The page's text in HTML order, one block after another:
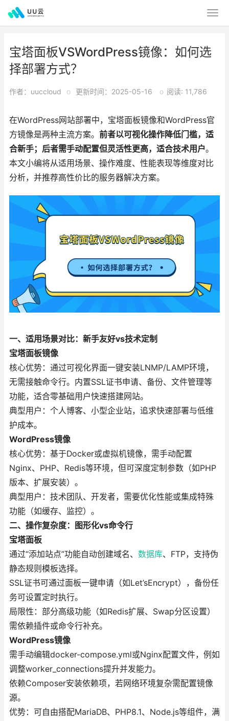
宝塔面板VSWordPress镜像：如何选
择部署方式？
作者：uuccloud o 更新时间：2025-05-16 o 阅读: 11,786
在WordPress网站部署中，宝塔面板镜像和WordPress官
方镜像是两种主流方案。 前者以可视化操作降低门槛，适
合新手；后者需手动配置但灵活性更高，适合技术用户。
本文小编将从适用场景、操作难度、性能表现等维度对比
分析，并推荐高性价比的服务器解决方案。
一、适用场景对比：新手友好vs技术定制
宝塔面板镜像
核心优势：通过可视化界面一键安装LNMP/LAMP环境，
无需接触命令行。内置SSL证书申请、备份、文件管理等
功能，适合零基础用户快速搭建网站。
典型用户：个人博客、小型企业站，追求快速部署与低维
护成本。
WordPress镜像
核心优势：基于Docker或虚拟机镜像，需手动配置
Nginx、PHP、Redis等环境，但可深度定制参数（如PHP
版本、扩展安装）。
典型用户：技术团队、开发者，需要优化性能或集成特殊
功能（如缓存、监控）。
二、操作复杂度：图形化vs命令行
宝塔面板
通过“添加站点”功能自动创建域名、 数据库、FTP，支持伪
静态规则模板选择。
SSL证书可通过面板一键申请（如Let’sEncrypt），备份任
务可设置定时执行。
局限性：部分高级功能（如Redis扩展、Swap分区设置）
需依赖插件或命令行补充。
WordPress镜像
需手动编辑docker-compose.yml或Nginx配置文件，例如
调整worker_connections提升并发能力。
依赖Composer安装依赖项，若网络环境复杂需配置镜像
源。
优势：可自由搭配MariaDB、PHP8.1、Node.js等组件，满